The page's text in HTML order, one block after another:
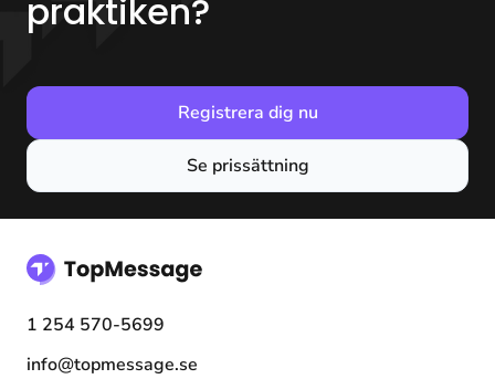
praktiken?
Registrera dig nu
Se prissättning
1 254 570-5699
info@topmessage.se